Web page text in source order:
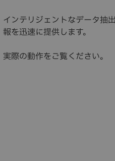
インテリジェントなデータ抽
報を迅速に提供します。
実際の動作をご覧ください。